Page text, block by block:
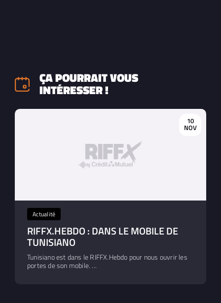
ÇA POURRAIT VOUS
INTÉRESSER !
10
NOV
Actualité
RIFFX.HEBDO : DANS LE MOBILE DE
TUNISIANO
Tunisiano est dans le RIFFX.Hebdo pour nous ouvrir les
portes de son mobile. ...